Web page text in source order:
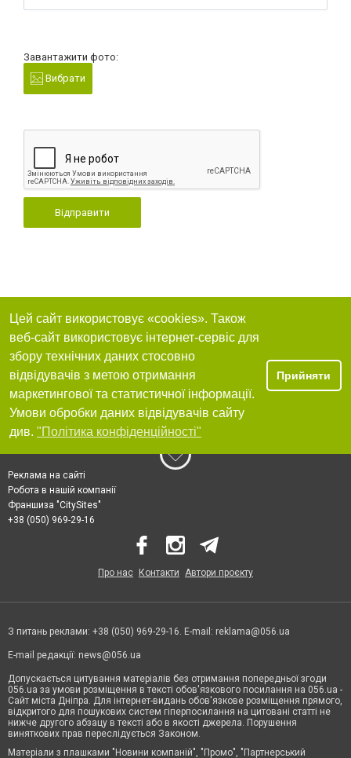
Завантажити фото:
Вибрати
Відправити
Цей сайт використовує «cookies». Також
веб-сайт використовує інтернет-сервіс для
збору технічних даних стосовно
відвідувачів з метою отримання
маркетингової та статистичної інформації.
Умови обробки даних відвідувачів сайту
див. "Політика конфіденційності"
Прийняти
Реклама на сайті
Робота в нашій компанії
Франшиза "CitySites"
+38 (050) 969-29-16
Про нас Контакти Автори проєкту
З питань реклами: +38 (050) 969-29-16. E-mail: reklama@056.ua
E-mail редакції: news@056.ua
Допускається цитування матеріалів без отримання попередньої згоди
056.ua за умови розміщення в тексті обов'язкового посилання на 056.ua -
Сайт міста Дніпра. Для інтернет-видань обов'язкове розміщення прямого,
відкритого для пошукових систем гіперпосилання на цитовані статті не
нижче другого абзацу в тексті або в якості джерела. Порушення
виняткових прав переслідується Законом.
Матеріали з плашками "Новини компаній", "Промо", "Партнерський